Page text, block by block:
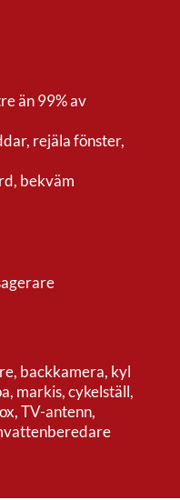
än 99% av
rejäla fönster,
bekväm
backkamera, kyl
markis, cykelställ,
TV-antenn,